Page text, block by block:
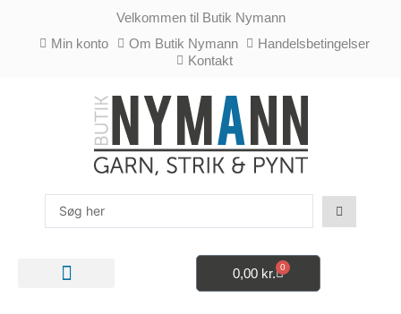
indholdet
Velkommen til Butik Nymann
Min konto
Om Butik Nymann
Handelsbetingelser
Kontakt
0,00 kr. 0
Kurv